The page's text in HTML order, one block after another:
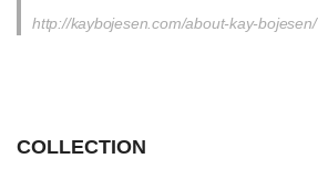
http://kaybojesen.com/about-kay-bojesen/
COLLECTION